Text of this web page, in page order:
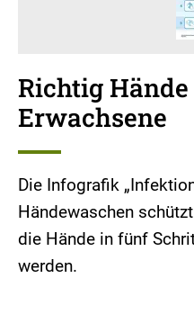
Richtig
Erwachsene
Die Infografik
Händewaschen
die Hände in fünf
werden.